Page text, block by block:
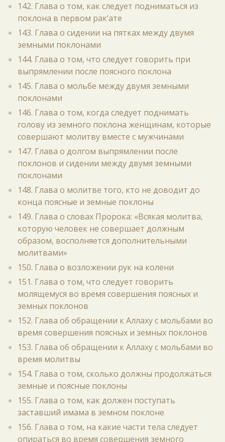
142. Глава о том, как следует подниматься из
поклона в первом рак‘ате
143. Глава о сидении на пятках между двумя
земными поклонами
144. Глава о том, что следует говорить при
выпрямлении после поясного поклона
145. Глава о мольбе между двумя земными
поклонами
146. Глава о том, когда следует поднимать
голову из земного поклона женщинам, которые
совершают молитву вместе с мужчинами
147. Глава о долгом выпрямлении после
поклонов и сидении между двумя земными
поклонами
148. Глава о молитве того, кто не доводит до
конца поясные и земные поклоны
149. Глава о словах Пророка: «Всякая молитва,
которую человек не совершает должным
образом, восполняется дополнительными
молитвами»
150. Глава о возложении рук на колени
151. Глава о том, что следует говорить
молящемуся во время совершения поясных и
земных поклонов
152. Глава об обращении к Аллаху с мольбами во
время совершения поясных и земных поклонов
153. Глава об обращении к Аллаху с мольбами во
время молитвы
154. Глава о том, сколько должны продолжаться
земные и поясные поклоны
155. Глава о том, как должен поступать
заставший имама в земном поклоне
156. Глава о том, на какие части тела следует
опираться во время совершения земного